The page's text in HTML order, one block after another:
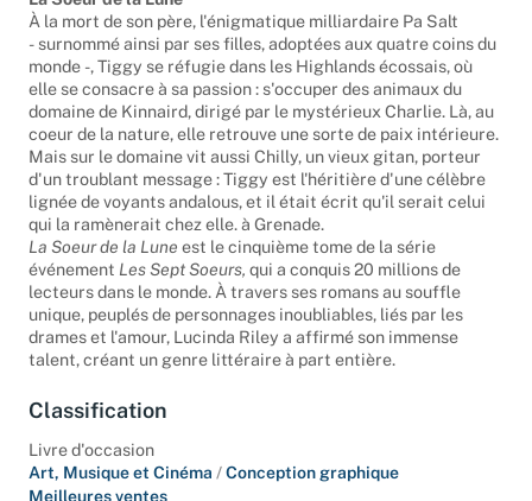
La Soeur de la Lune
À la mort de son père, l'énigmatique milliardaire Pa Salt
- surnommé ainsi par ses filles, adoptées aux quatre coins du
monde -, Tiggy se réfugie dans les Highlands écossais, où
elle se consacre à sa passion : s'occuper des animaux du
domaine de Kinnaird, dirigé par le mystérieux Charlie. Là, au
coeur de la nature, elle retrouve une sorte de paix intérieure.
Mais sur le domaine vit aussi Chilly, un vieux gitan, porteur
d'un troublant message : Tiggy est l'héritière d'une célèbre
lignée de voyants andalous, et il était écrit qu'il serait celui
qui la ramènerait chez elle. à Grenade.
La Soeur de la Luneest le cinquième tome de la série
événementLes Sept Soeurs,qui a conquis 20 millions de
lecteurs dans le monde. À travers ses romans au souffle
unique, peuplés de personnages inoubliables, liés par les
drames et l'amour, Lucinda Riley a affirmé son immense
talent, créant un genre littéraire à part entière.
Classification
Livre d'occasion
Art, Musique et Cinéma